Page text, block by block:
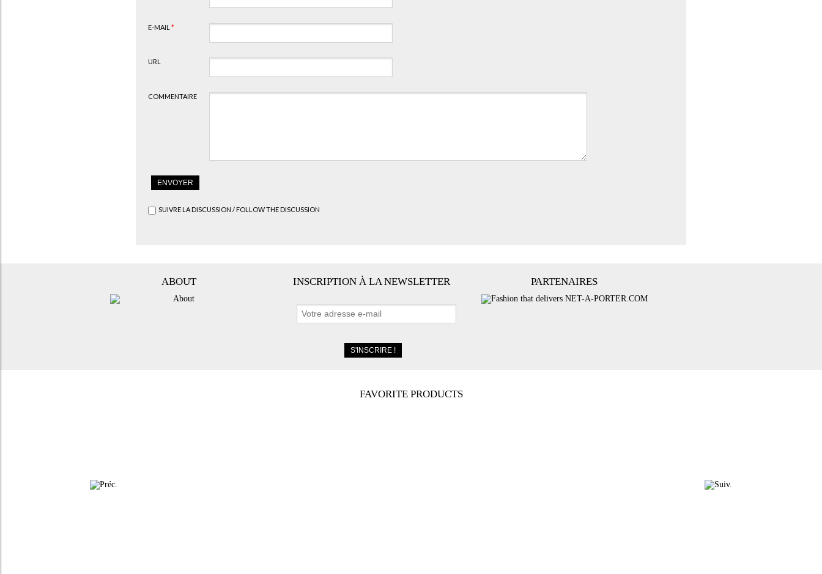
E-MAIL *
URL
COMMENTAIRE
SUIVRE LA DISCUSSION / FOLLOW THE DISCUSSION
ABOUT INSCRIPTION À LA NEWSLETTER PARTENAIRES
FAVORITE PRODUCTS